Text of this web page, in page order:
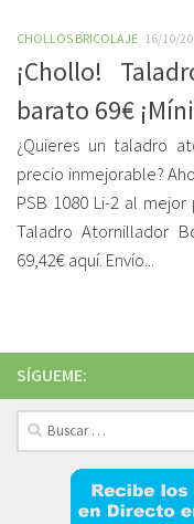
CHOLLOS BRICOLAJE 16/10/
¡Chollo!
barato 69€
¿Quieres un taladro
precio inmejorable?
PSB 1080 Li-2 al
Taladro Atornillador
69,42€ aquí. Envío...
SÍGUEME:
Buscar: